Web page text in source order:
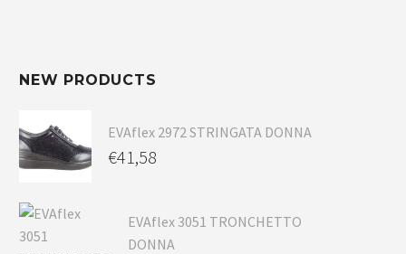
NEW PRODUCTS
EVAflex 2972 STRINGATA DONNA
€41,58
EVAflex 3051 TRONCHETTO
DONNA